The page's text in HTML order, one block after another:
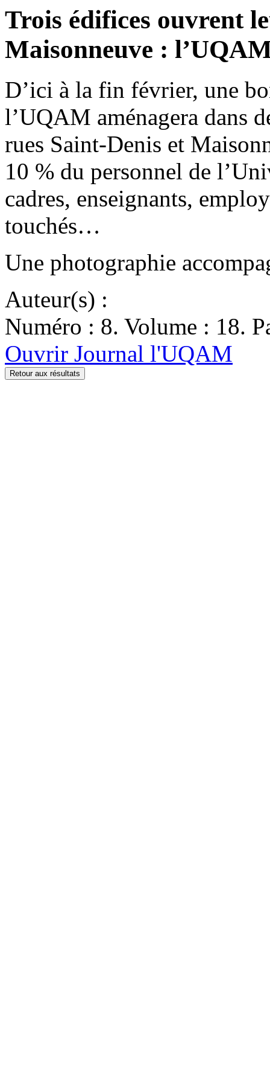
Trois édifices ouvrent
Maisonneuve :
D’ici à la fin février, une
l’UQAM aménagera dans
rues Saint-Denis et
10 % du personnel de
cadres, enseignants,
touchés…
Une photographie
Auteur(s) :
Numéro : 8. Volume : 18.
Ouvrir Journal l'UQAM
Retour aux résultats